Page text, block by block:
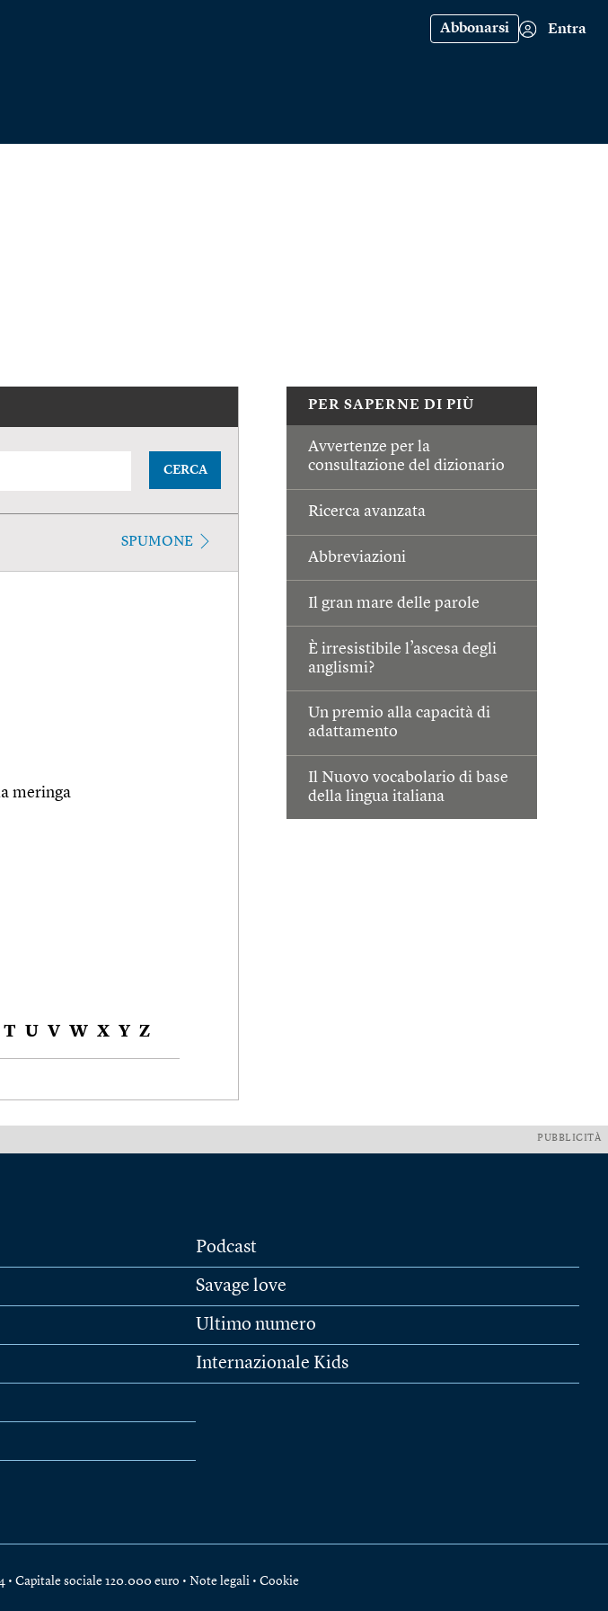
Abbonarsi Entra
PER SAPERNE DI PIÙ
Avvertenze per la
consultazione del dizionario
Ricerca avanzata
Abbreviazioni
Il gran mare delle parole
È irresistibile l’ascesa degli
anglismi?
Un premio alla capacità di
adattamento
Il Nuovo vocabolario di base
della lingua italiana
CERCA
SPUMONE
meringa
T U V W X Y Z
PUBBLICITÀ
Podcast
Savage love
Ultimo numero
Internazionale Kids
Capitale sociale 120.000 euro • Note legali • Cookie